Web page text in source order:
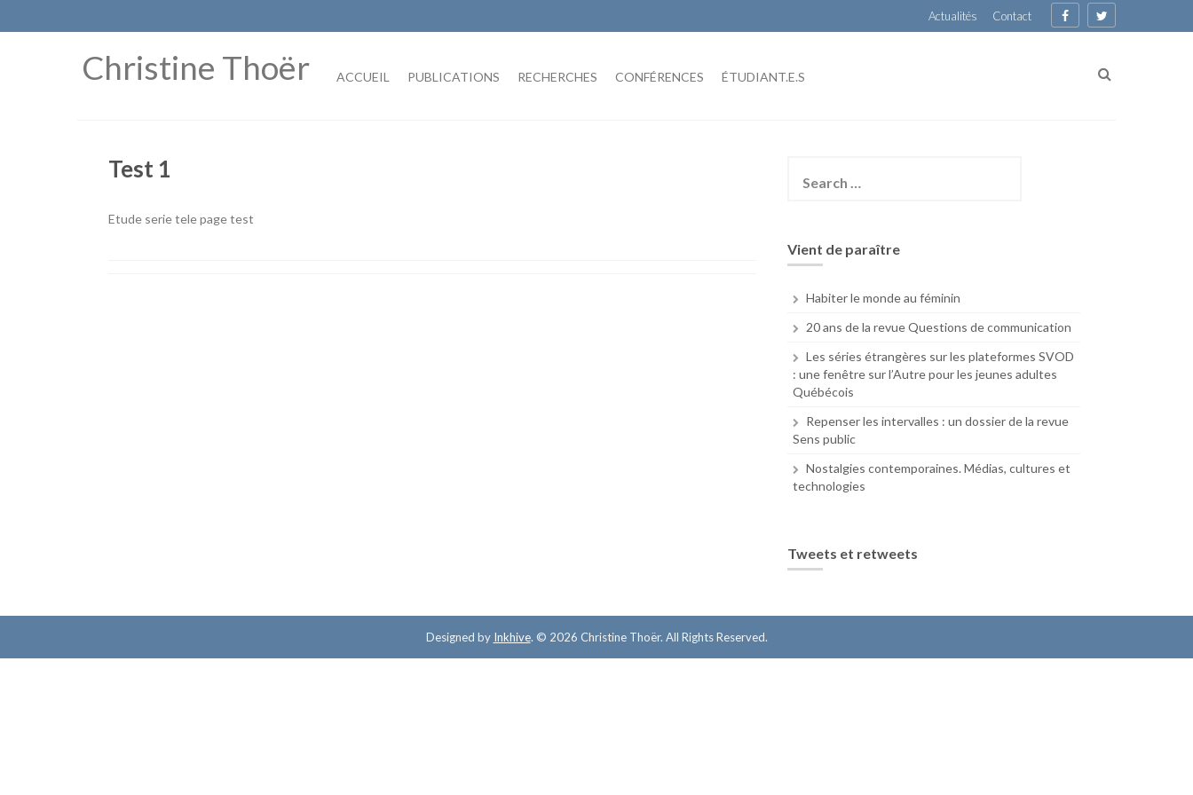
Actualités Contact
Christine Thoër ACCUEIL PUBLICATIONS RECHERCHES CONFÉRENCES ÉTUDIANT.E.S
Test 1
Etude serie tele page test
for:
Vient de paraître
Habiter le monde au féminin
20 ans de la revue Questions de communication
Les séries étrangères sur les plateformes SVOD
: une fenêtre sur l’Autre pour les jeunes adultes
Québécois
Repenser les intervalles : un dossier de la revue
Sens public
Nostalgies contemporaines. Médias, cultures et
technologies
Tweets et retweets
Designed by Inkhive. © 2026 Christine Thoër. All Rights Reserved.